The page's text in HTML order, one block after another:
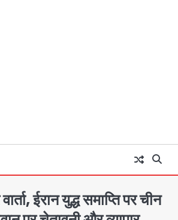
ईरान युद्ध समाप्ति पर चीन